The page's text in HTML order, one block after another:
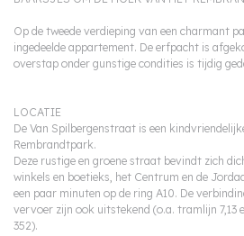
Op de tweede verdieping van een charmant
ingedeelde appartement. De erfpacht is
overstap onder gunstige condities is tijdig
LOCATIE
De Van Spilbergenstraat is een
Rembrandtpark.
Deze rustige en groene straat bevindt zich
winkels en boetieks, het Centrum en de
een paar minuten op de ring A10. De
vervoer zijn ook uitstekend (o.a. tramlijn 7,13
352).